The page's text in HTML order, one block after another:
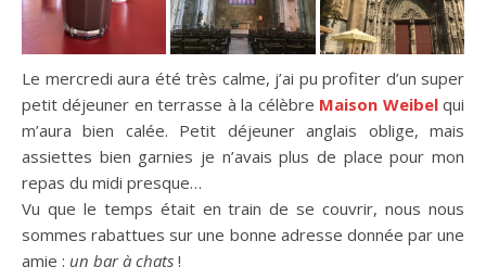
Le mercredi aura été très calme, j’ai pu profiter d’un super
petit déjeuner en terrasse à la célèbre Maison Weibelqui
m’aura bien calée. Petit déjeuner anglais oblige, mais
assiettes bien garnies je n’avais plus de place pour mon
repas du midi presque…
Vu que le temps était en train de se couvrir, nous nous
sommes rabattues sur une bonne adresse donnée par une
amie : un bar à chats !